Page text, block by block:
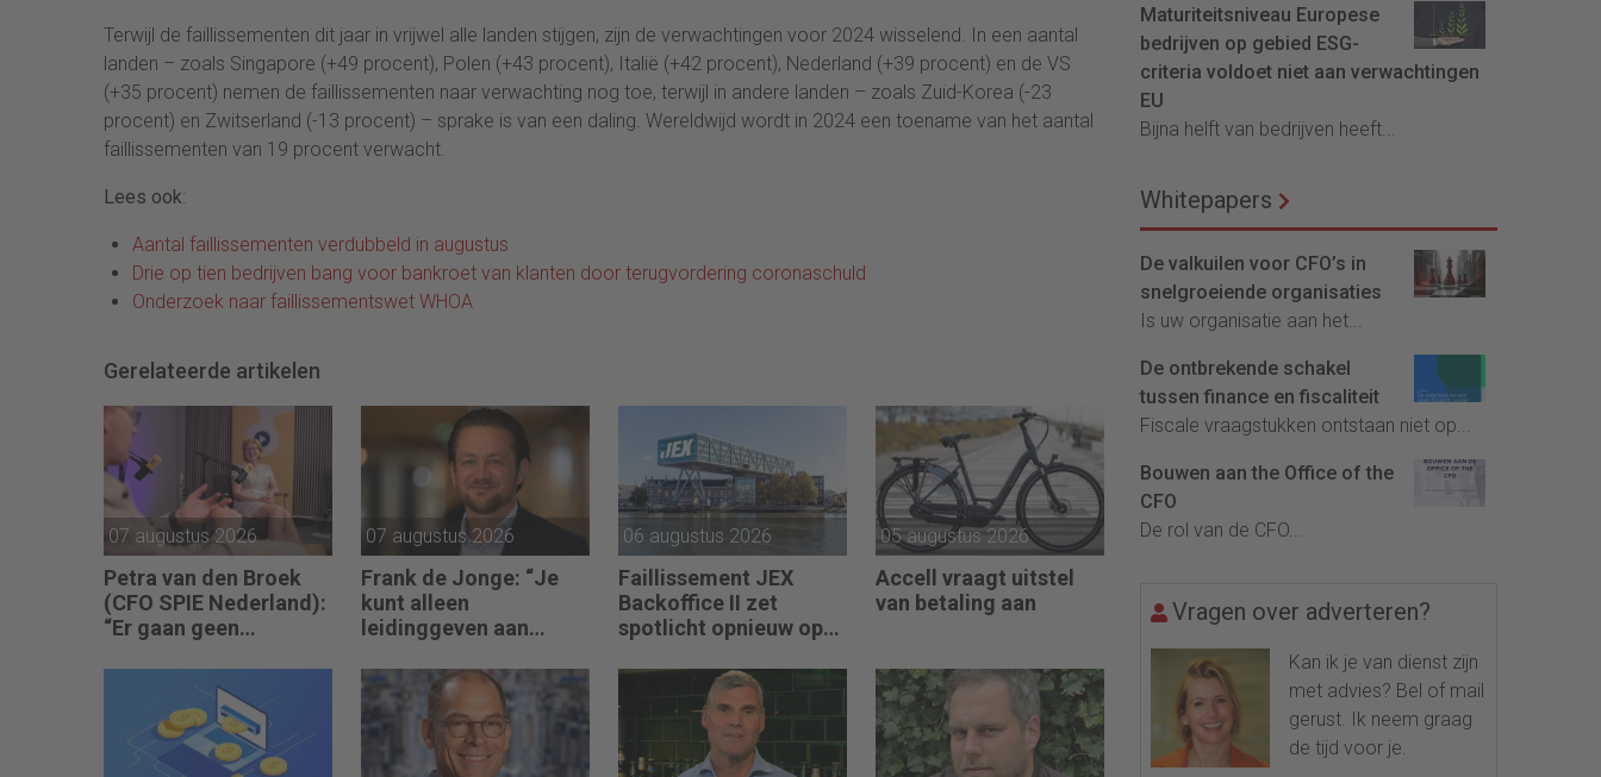
Terwijl de faillissementen dit jaar in vrijwel alle landen stijgen, zijn de verwachtingen voor 2024 wisselend. In een aantal
landen – zoals Singapore (+49 procent), Polen (+43 procent), Italië (+42 procent), Nederland (+39 procent) en de VS
(+35 procent) nemen de faillissementen naar verwachting nog toe, terwijl in andere landen – zoals Zuid-Korea (-23
procent) en Zwitserland (-13 procent) – sprake is van een daling. Wereldwijd wordt in 2024 een toename van het aantal
faillissementen van 19 procent verwacht.
Lees ook:
Aantal faillissementen verdubbeld in augustus
Drie op tien bedrijven bang voor bankroet van klanten door terugvordering coronaschuld
Onderzoek naar faillissementswet WHOA
Gerelateerde artikelen
07 augustus 2026
Petra van den Broek
(CFO SPIE Nederland):
“Er gaan geen
omdat ze geen winst
07 augustus 2026
Frank de Jonge: “Je
kunt alleen
leidinggeven aan
kunt geven aan jezelf.”
06 augustus 2026
Faillissement JEX
Backoffice II zet
spotlicht opnieuw op
05 augustus 2026
Accell vraagt uitstel
van betaling aan
Maturiteitsniveau Europese
bedrijven op gebied ESG-
criteria voldoet niet aan verwachtingen
EU
Bijna helft van bedrijven heeft...
Whitepapers
De valkuilen voor CFO’s in
snelgroeiende organisaties
Is uw organisatie aan het...
De ontbrekende schakel
tussen finance en fiscaliteit
Fiscale vraagstukken ontstaan niet op...
Bouwen aan the Office of the
CFO
De rol van de CFO...
Vragen over adverteren?
Kan ik je van dienst zijn
met advies? Bel of mail
gerust. Ik neem graag
de tijd voor je.